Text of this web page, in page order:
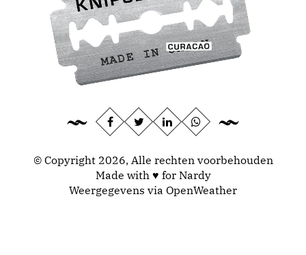
© Copyright 2026, Alle rechten voorbehouden
Made with ♥ for Nardy
Weergegevens via OpenWeather